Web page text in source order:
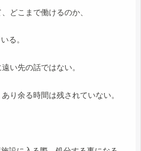
どこまで働けるのか、
る。
い先の話ではない。
り余る時間は残されていない。